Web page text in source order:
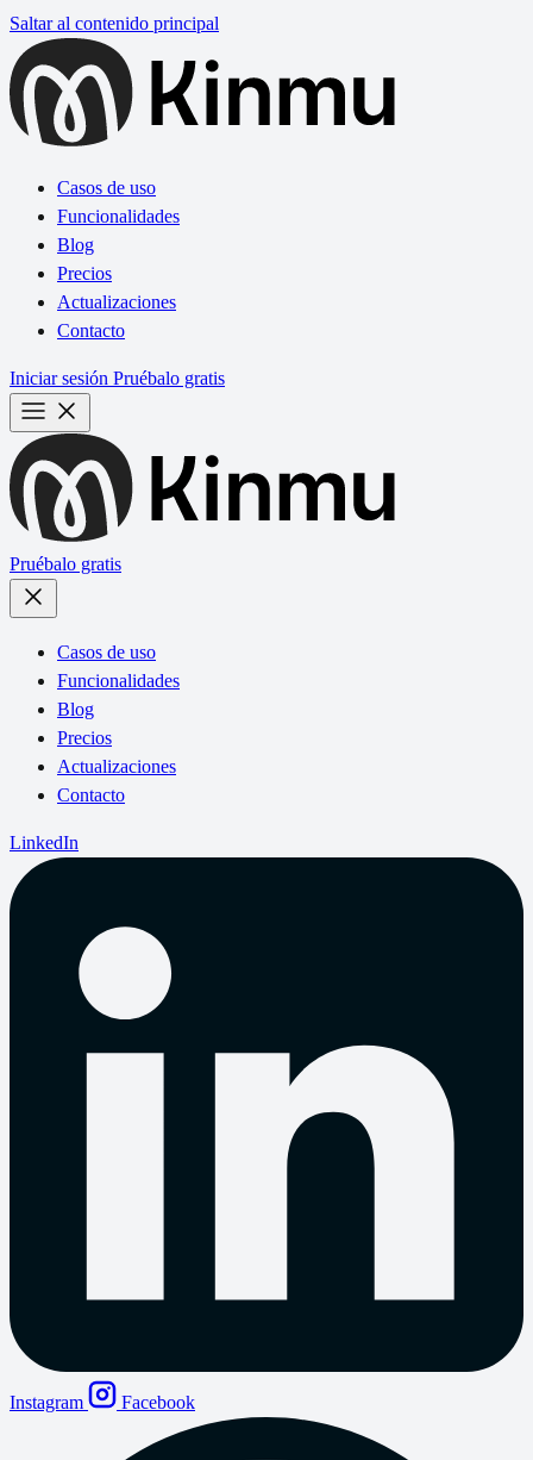
Saltar al contenido principal
Casos de uso
Funcionalidades
Blog
Precios
Actualizaciones
Contacto
Iniciar sesión Pruébalo gratis
Pruébalo gratis
Casos de uso
Funcionalidades
Blog
Precios
Actualizaciones
Contacto
LinkedIn
Instagram Facebook